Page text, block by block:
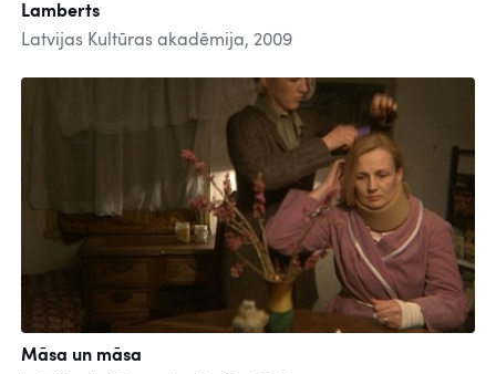
Lamberts
Latvijas Kultūras akadēmija, 2009
Māsa un māsa